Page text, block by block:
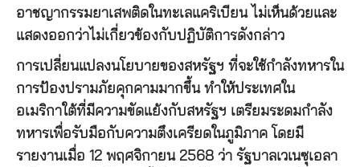
อาชญากรรมยาเสพติดในทะเลแคริเบียน ไม่เห็นด้วยและ
แสดงออกว่าไม่เกี่ยวข้องกับปฏิบัติการดังกล่าว
การเปลี่ยนแปลงนโยบายของสหรัฐฯ ที่จะใช้กำลังทหารใน
การป้องปรามภัยคุกคามมากขึ้น ทำให้ประเทศใน
อเมริกาใต้ที่มีความขัดแย้งกับสหรัฐฯ เตรียมระดมกำลัง
ทหารเพื่อรับมือกับความตึงเครียดในภูมิภาค โดยมี
รายงานเมื่อ 12 พฤศจิกายน 2568 ว่า รัฐบาลเวเนซุเอลา